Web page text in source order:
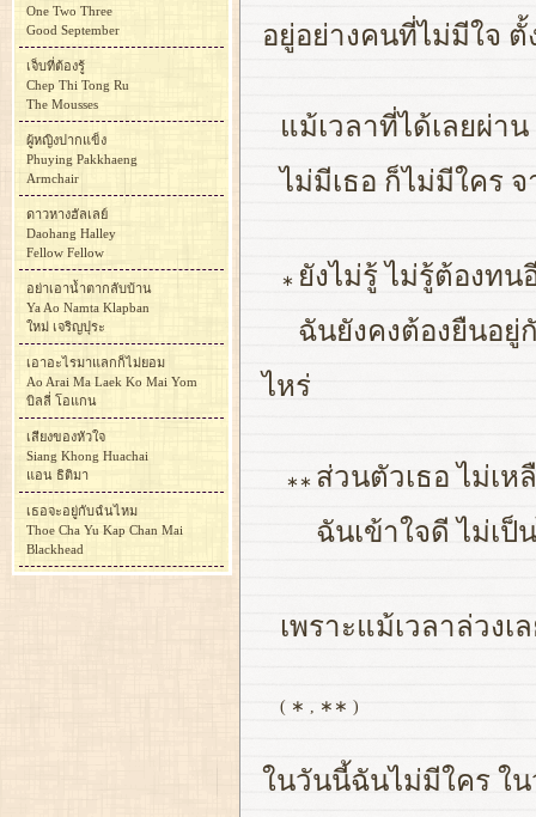
อยู่อย่างคนที่ไม่มีใจ ตั้
แม้เวลาที่ได้เลยผ่า
ไม่มีเธอ ก็ไม่มีใคร
∗ ยังไม่รู้ ไม่รู้ต้องทน
ฉันยังคงต้องยืนอยู่
ไหร่
∗∗ ส่วนตัวเธอ ไม่เห
ฉันเข้าใจดี ไม่เป็
เพราะแม้เวลาล่วง
( ∗ , ∗∗ )
ในวันนี้ฉันไม่มีใคร ใ
One Two Three
Good September
เจ็บที่ต้องรู้
Chep Thi Tong Ru
The Mousses
ผู้หญิงปากแข็ง
Phuying Pakkhaeng
Armchair
ดาวหางฮัลเลย์
Daohang Halley
Fellow Fellow
อย่าเอาน้ำตากลับบ้าน
Ya Ao Namta Klapban
ใหม่ เจริญปุระ
เอาอะไรมาแลกก็ไม่ยอม
Ao Arai Ma Laek Ko Mai Yom
บิลลี่ โอแกน
เสียงของหัวใจ
Siang Khong Huachai
แอน ธิติมา
เธอจะอยู่กับฉํนไหม
Thoe Cha Yu Kap Chan Mai
Blackhead